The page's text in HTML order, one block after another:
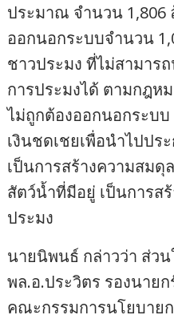
ประมาณ จำนวน 1,806
ออกนอกระบบจำนวน
ชาวประมง ที่ไม่สามาร
การประมงได้ ตามกฎห
ไม่ถูกต้องออกนอกระบบ
เงินชดเชยเพื่อนำไปป
เป็นการสร้างความสมดุ
สัตว์น้ำที่มีอยู่ เป็นการส
ประมง
นายนิพนธ์ กล่าวว่า ส่ว
พล.อ.ประวิตร รองนาย
คณะกรรมการนโยบาย